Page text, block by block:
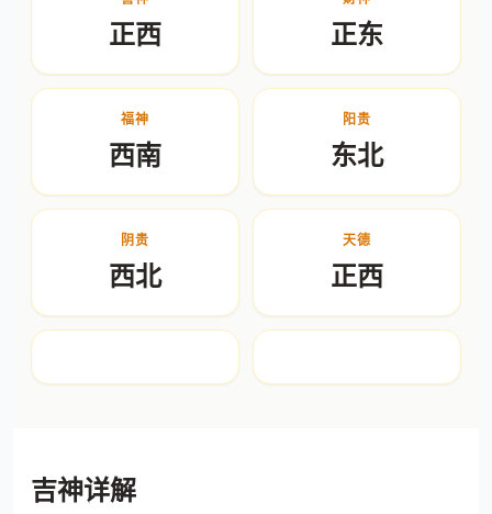
正西 正东
福神
西南
阳贵
东北
阴贵
西北
天德
正西
吉神详解